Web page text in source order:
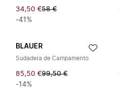
34,50 €58 €
-41%
BLAUER
Sudadera de Campamento
85,50 €99,50 €
-14%